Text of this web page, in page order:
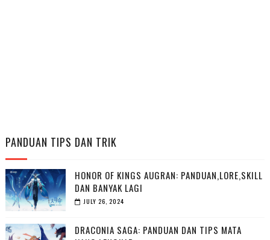
PANDUAN TIPS DAN TRIK
HONOR OF KINGS AUGRAN: PANDUAN,LORE,SKILL
DAN BANYAK LAGI
JULY 26, 2024
DRACONIA SAGA: PANDUAN DAN TIPS MATA